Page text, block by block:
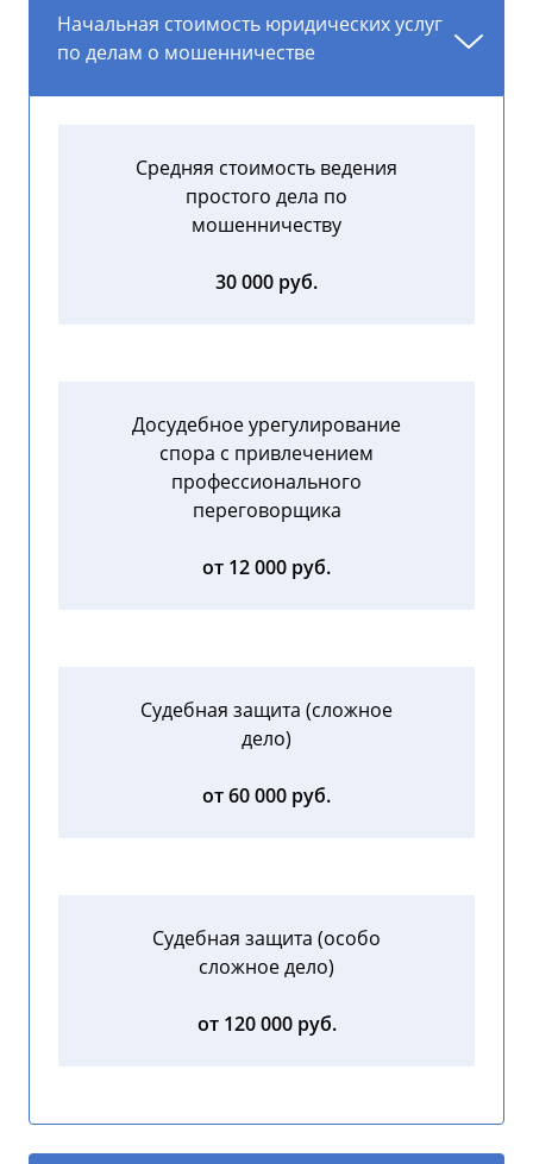
Начальная стоимость юридических услуг
по делам о мошенничестве
Средняя стоимость ведения
простого дела по
мошенничеству
30 000 руб.
Досудебное урегулирование
спора с привлечением
профессионального
переговорщика
от 12 000 руб.
Судебная защита (сложное
дело)
от 60 000 руб.
Судебная защита (особо
сложное дело)
от 120 000 руб.